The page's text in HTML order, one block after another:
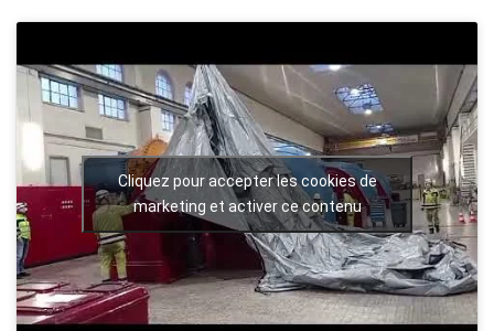
Cliquez pour accepter les cookies de
marketing et activer ce contenu